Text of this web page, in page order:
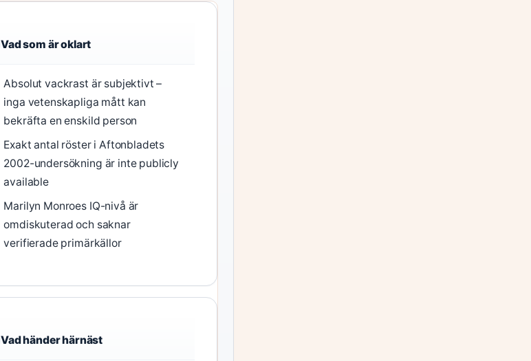
Vad som är oklart
Absolut vackrast är subjektivt –
inga vetenskapliga mått kan
bekräfta en enskild person
Exakt antal röster i Aftonbladets
2002-undersökning är inte publicly
available
Marilyn Monroes IQ-nivå är
omdiskuterad och saknar
verifierade primärkällor
Vad händer härnäst